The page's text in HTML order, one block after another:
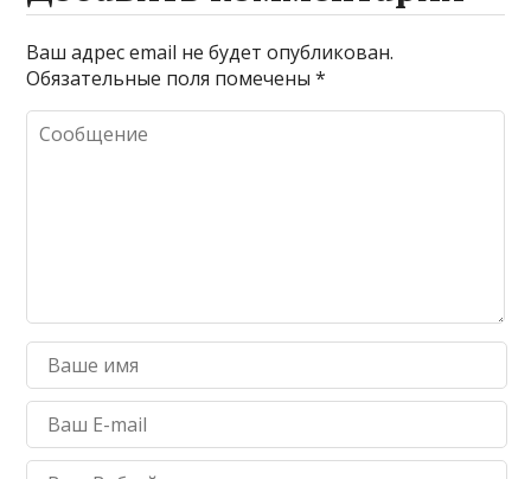
Ваш адрес email не будет опубликован.
Обязательные поля помечены*